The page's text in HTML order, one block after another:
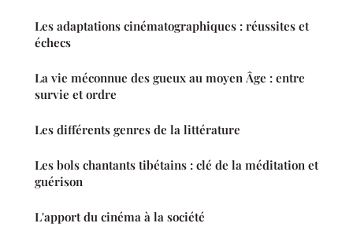
Les adaptations cinématographiques : réussites et
échecs
La vie méconnue des gueux au moyen Âge : entre
survie et ordre
Les différents genres de la littérature
Les bols chantants tibétains : clé de la méditation et
guérison
L'apport du cinéma à la société